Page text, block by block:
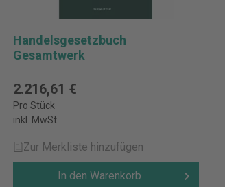
Handelsgesetzbuch
Gesamtwerk
2.216,61 €
Pro Stück
inkl. MwSt.
Zur Merkliste hinzufügen
In den Warenkorb